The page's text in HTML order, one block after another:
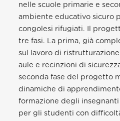
nelle scuole primarie e
ambiente educativo sicuro
congolesi rifugiati. Il
tre fasi. La prima, già
sul lavoro di
aule e recinzioni di
seconda fase del progetto
dinamiche di
formazione degli insegnanti
per gli studenti con